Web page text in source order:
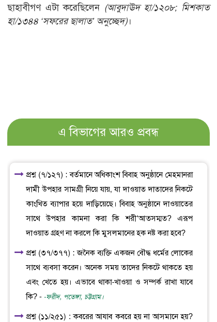
ছাহাবীগণ এটা করেছিলেন (আবুদাঊদ হা/১২০৮; মিশকাত
হা/১৩৪৪ ‘সফরের ছালাত’ অনুচ্ছেদ)।
এ বিভাগের আরও প্রবন্ধ
প্রশ্ন (৭/১২৭) : বর্তমানে অধিকাংশ বিবাহ অনুষ্ঠানে মেহমানরা
দামী উপহার সামগ্রী নিয়ে যায়, যা দাওয়াত দাতাদের নিকটে
কাংখিত ব্যাপার হয়ে দাড়িয়েছে। বিবাহ অনুষ্ঠানে দাওয়াতের
সাথে উপহার কামনা করা কি শরী‘আতসম্মত? এরূপ
দাওয়াত গ্রহণ না করলে কি মুসলমানের হক নষ্ট করা হবে?
প্রশ্ন (৩৭/৩৭৭) : জনৈক ব্যক্তি একজন বৌদ্ধ ধর্মের লোকের
সাথে ব্যবসা করেন। অনেক সময় তাদের নিকটে থাকতে হয়
এবং খেতে হয়। এভাবে থাকা-খাওয়া ও সম্পর্ক রাখা যাবে
কি? - -ফরীদ, পতেঙ্গা, চট্টগ্রাম।
প্রশ্ন (১১/২৫১) : কবরের আযাব কবরে হয় না আসমানে হয়?